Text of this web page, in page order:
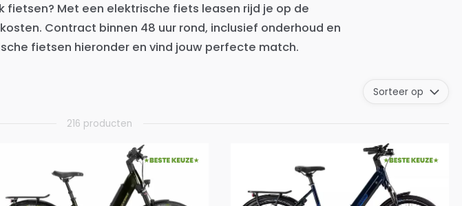
fietsen? Met een elektrische fiets leasen rijd je op de
Contract binnen 48 uur rond, inclusief onderhoud en
fietsen hieronder en vind jouw perfecte match.
Sorteer op
216 producten